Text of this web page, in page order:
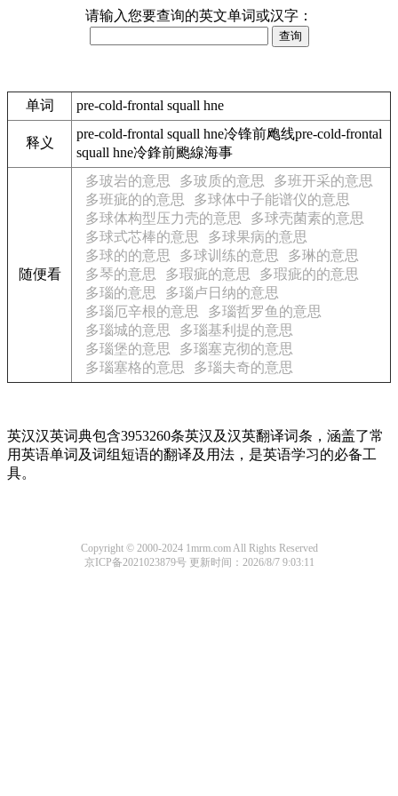
请输入您要查询的英文单词或汉字：
单词 pre-cold-frontal squall hne
释义
pre-cold-frontal squall hne冷锋前飑线pre-cold-frontal
squall hne冷鋒前颮線海事
随便看
多玻岩的意思 多玻质的意思
多班开采的意思
多班疵的的意思
多球体中子能谱仪的意思
多球体构型压力壳的意思
多球壳菌素的意思
多球式芯棒的意思
多球果病的意思
多球的的意思
多球训练的意思
多琳的意思
多琴的意思
多瑕疵的意思
多瑕疵的的意思
多瑙的意思
多瑙卢日纳的意思
多瑙厄辛根的意思
多瑙哲罗鱼的意思
多瑙城的意思
多瑙基利提的意思
多瑙堡的意思
多瑙塞克彻的意思
多瑙塞格的意思
多瑙夫奇的意思
英汉汉英词典包含3953260条英汉及汉英翻译词条，涵盖了常
用英语单词及词组短语的翻译及用法，是英语学习的必备工
具。
Copyright © 2000-2024 1mrm.com All Rights Reserved
京ICP备2021023879号 更新时间：2026/8/7 9:03:11